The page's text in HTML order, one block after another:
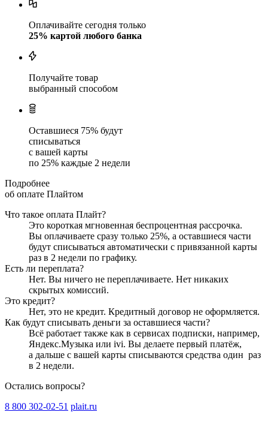
Оплачивайте сегодня только
25% картой любого банка
Получайте товар
выбранный способом
Оставшиеся 75% будут
списываться
с вашей карты
по 25% каждые 2 недели
Подробнее
об оплате Плайтом
Что такое оплата Плайт?
Это короткая мгновенная беспроцентная рассрочка.
Вы оплачиваете сразу только 25%, а оставшиеся части
будут списываться автоматически с привязанной карты
раз в 2 недели по графику.
Есть ли переплата?
Нет. Вы ничего не переплачиваете. Нет никаких
скрытых комиссий.
Это кредит?
Нет, это не кредит. Кредитный договор не оформляется.
Как будут списывать деньги за оставшиеся части?
Всё работает также как в сервисах подписки, например,
Яндекс.Музыка или ivi. Вы делаете первый платёж,
а дальше с вашей карты списываются средства один раз
в 2 недели.
Остались вопросы?
8 800 302-02-51 plait.ru